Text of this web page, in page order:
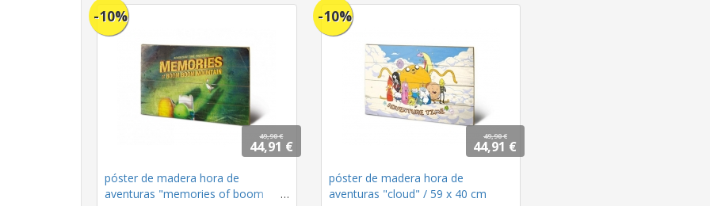
-10%
49,90 €
44,91 €
póster de madera hora de
aventuras "memories of boom
-10%
49,90 €
44,91 €
póster de madera hora de
aventuras "cloud" / 59 x 40 cm